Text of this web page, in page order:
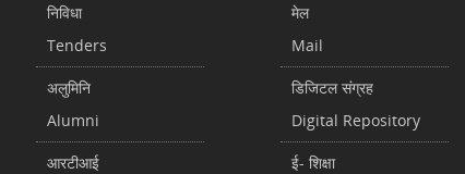
निविधा
Tenders
अलुमिनि
Alumni
आरटीआई
मेल
Mail
डिजिटल संग्रह
Digital Repository
ई- शिक्षा